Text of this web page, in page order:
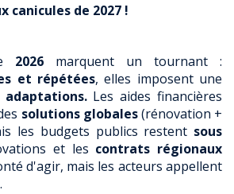
canicules de 2027 !
2026 marquent un tournant :
et répétées, elles imposent une
adaptations.Les aides financières
solutions globales(rénovation +
les budgets publics restent sous
et les contrats régionaux
d'agir, mais les acteurs appellent
.